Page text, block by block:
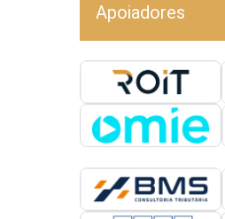
Apoiadores